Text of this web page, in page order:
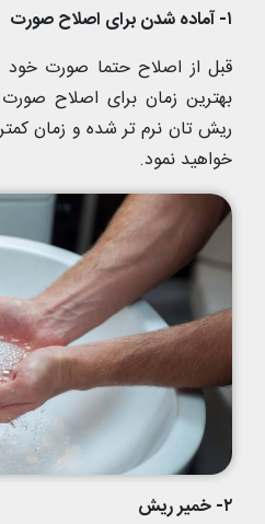
۱- آماده شدن برای اصلاح صورت
قبل از اصلاح حتما صورت خود
بهترین زمان برای اصلاح
ریش تان نرم تر شده و زمان
خواهید نمود.
۲- خمیر ریش